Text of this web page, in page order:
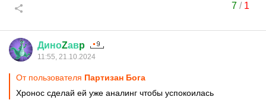
7/ 1
ДиноZавp
11:55, 21.10.2024
От пользователя Партизан Бога
Хронос сделай ей уже аналинг чтобы успокоилась